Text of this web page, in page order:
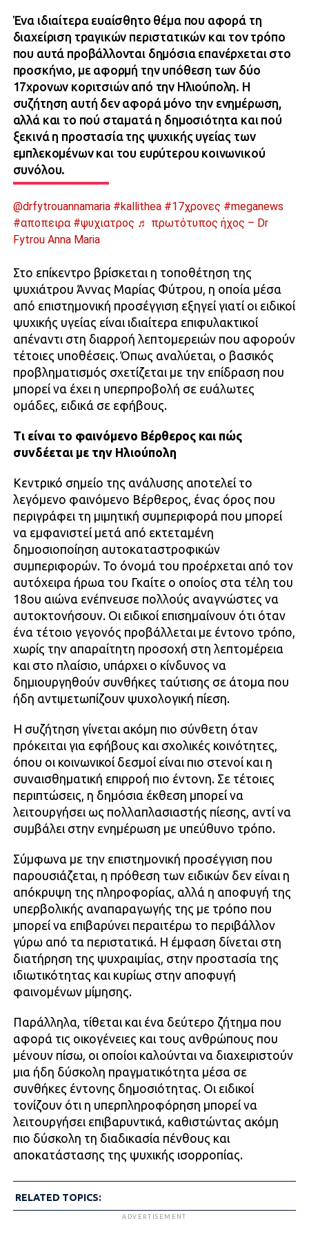
Ένα ιδιαίτερα ευαίσθητο θέμα που αφορά τη
διαχείριση τραγικών περιστατικών και τον τρόπο
που αυτά προβάλλονται δημόσια επανέρχεται στο
προσκήνιο, με αφορμή την υπόθεση των δύο
17χρονων κοριτσιών από την Ηλιούπολη. Η
συζήτηση αυτή δεν αφορά μόνο την ενημέρωση,
αλλά και το πού σταματά η δημοσιότητα και πού
ξεκινά η προστασία της ψυχικής υγείας των
εμπλεκομένων και του ευρύτερου κοινωνικού
συνόλου.
@drfytrouannamaria #kallithea #17χρονες #meganews
#αποπειρα #ψυχιατρος ♬ πρωτότυπος ήχος – Dr
Fytrou Anna Maria
Στο επίκεντρο βρίσκεται η τοποθέτηση της
ψυχιάτρου Άννας Μαρίας Φύτρου, η οποία μέσα
από επιστημονική προσέγγιση εξηγεί γιατί οι ειδικοί
ψυχικής υγείας είναι ιδιαίτερα επιφυλακτικοί
απέναντι στη διαρροή λεπτομερειών που αφορούν
τέτοιες υποθέσεις. Όπως αναλύεται, ο βασικός
προβληματισμός σχετίζεται με την επίδραση που
μπορεί να έχει η υπερπροβολή σε ευάλωτες
ομάδες, ειδικά σε εφήβους.
Τι είναι το φαινόμενο Βέρθερος και πώς
συνδέεται με την Ηλιούπολη
Κεντρικό σημείο της ανάλυσης αποτελεί το
λεγόμενο φαινόμενο Βέρθερος, ένας όρος που
περιγράφει τη μιμητική συμπεριφορά που μπορεί
να εμφανιστεί μετά από εκτεταμένη
δημοσιοποίηση αυτοκαταστροφικών
συμπεριφορών. Το όνομά του προέρχεται από τον
αυτόχειρα ήρωα του Γκαίτε ο οποίος στα τέλη του
18ου αιώνα ενέπνευσε πολλούς αναγνώστες να
αυτοκτονήσουν. Οι ειδικοί επισημαίνουν ότι όταν
ένα τέτοιο γεγονός προβάλλεται με έντονο τρόπο,
χωρίς την απαραίτητη προσοχή στη λεπτομέρεια
και στο πλαίσιο, υπάρχει ο κίνδυνος να
δημιουργηθούν συνθήκες ταύτισης σε άτομα που
ήδη αντιμετωπίζουν ψυχολογική πίεση.
Η συζήτηση γίνεται ακόμη πιο σύνθετη όταν
πρόκειται για εφήβους και σχολικές κοινότητες,
όπου οι κοινωνικοί δεσμοί είναι πιο στενοί και η
συναισθηματική επιρροή πιο έντονη. Σε τέτοιες
περιπτώσεις, η δημόσια έκθεση μπορεί να
λειτουργήσει ως πολλαπλασιαστής πίεσης, αντί να
συμβάλει στην ενημέρωση με υπεύθυνο τρόπο.
Σύμφωνα με την επιστημονική προσέγγιση που
παρουσιάζεται, η πρόθεση των ειδικών δεν είναι η
απόκρυψη της πληροφορίας, αλλά η αποφυγή της
υπερβολικής αναπαραγωγής της με τρόπο που
μπορεί να επιβαρύνει περαιτέρω το περιβάλλον
γύρω από τα περιστατικά. Η έμφαση δίνεται στη
διατήρηση της ψυχραιμίας, στην προστασία της
ιδιωτικότητας και κυρίως στην αποφυγή
φαινομένων μίμησης.
Παράλληλα, τίθεται και ένα δεύτερο ζήτημα που
αφορά τις οικογένειες και τους ανθρώπους που
μένουν πίσω, οι οποίοι καλούνται να διαχειριστούν
μια ήδη δύσκολη πραγματικότητα μέσα σε
συνθήκες έντονης δημοσιότητας. Οι ειδικοί
τονίζουν ότι η υπερπληροφόρηση μπορεί να
λειτουργήσει επιβαρυντικά, καθιστώντας ακόμη
πιο δύσκολη τη διαδικασία πένθους και
αποκατάστασης της ψυχικής ισορροπίας.
RELATED TOPICS:
ADVERTISEMENT